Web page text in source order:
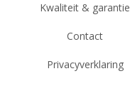
Kwaliteit & garantie
Contact
Privacyverklaring